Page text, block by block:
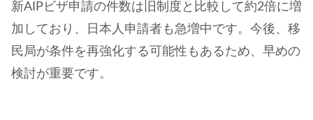
新AIPビザ申請の件数は旧制度と比較して約2倍に増
加しており、日本人申請者も急増中です。今後、移
民局が条件を再強化する可能性もあるため、早めの
検討が重要です。